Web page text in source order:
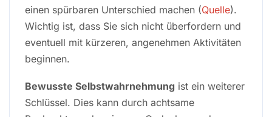
einen spürbaren Unterschied machen (Quelle).
Wichtig ist, dass Sie sich nicht überfordern und
eventuell mit kürzeren, angenehmen Aktivitäten
beginnen.
Bewusste Selbstwahrnehmung ist ein weiterer
Schlüssel. Dies kann durch achtsame